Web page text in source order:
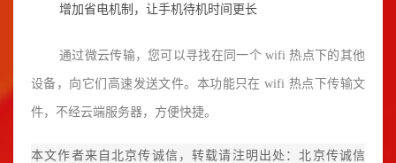
增加省电机制，让手机待机时间更长
通过微云传输，您可以寻找在同一个 wifi 热点下的其他
设备，向它们高速发送文件。本功能只在 wifi 热点下传输文
件，不经云端服务器，方便快捷。
本文作者来自北京传诚信，转载请注明出处：北京传诚信